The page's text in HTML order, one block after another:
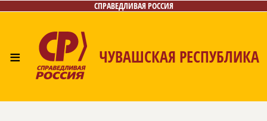
СПРАВЕДЛИВАЯ РОССИЯ
≡ ЧУВАШСКАЯ РЕСПУБЛИКА